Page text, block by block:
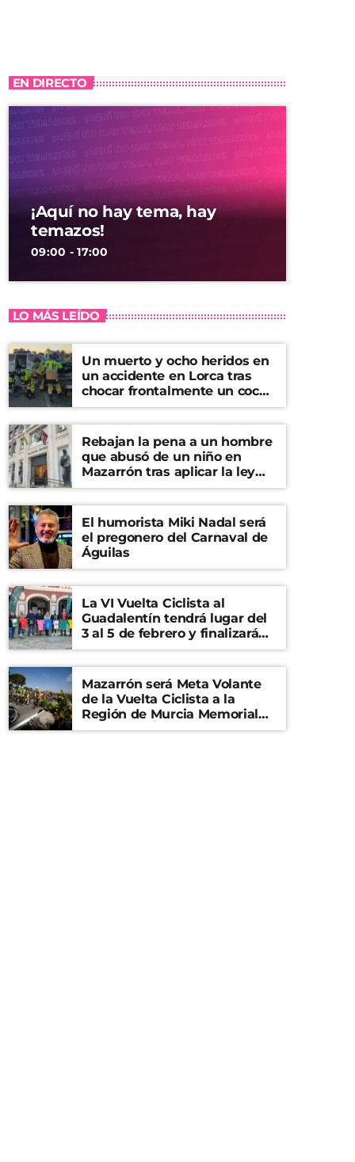
EN DIRECTO
¡Aquí no hay tema, hay
temazos!
09:00 - 17:00
LO MÁS LEÍDO
Un muerto y ocho heridos en
un accidente en Lorca tras
chocar frontalmente un coche
y una furgoneta
Rebajan la pena a un hombre
que abusó de un niño en
Mazarrón tras aplicar la ley
del ‘solo sí es sí’
El humorista Miki Nadal será
el pregonero del Carnaval de
Águilas
La VI Vuelta Ciclista al
Guadalentín tendrá lugar del
3 al 5 de febrero y finalizará
en el Castillo de Lorca
Mazarrón será Meta Volante
de la Vuelta Ciclista a la
Región de Murcia Memorial
Mariano Rojas